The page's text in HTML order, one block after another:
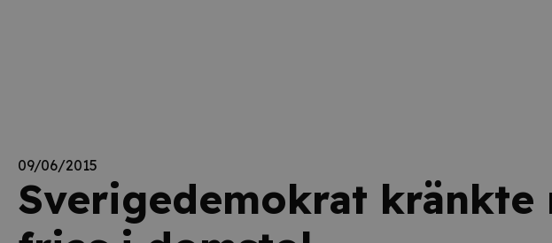
09/06/2015
Sverigedemokrat kränkte